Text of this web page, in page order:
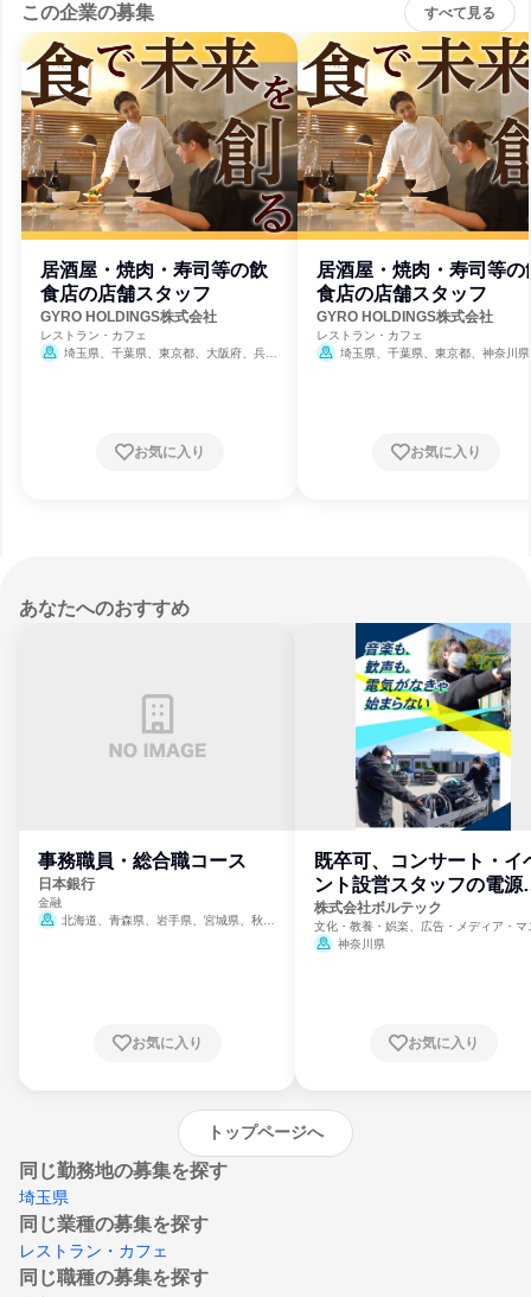
この企業の募集 すべて見る
居酒屋・焼肉・寿司等の飲
食店の店舗スタッフ
GYRO HOLDINGS株式会社
レストラン・カフェ
埼玉県、千葉県、東京都、大阪府、兵庫
お気に入り
居酒屋・焼肉・寿司等の
食店の店舗スタッフ
GYRO HOLDINGS株式会社
レストラン・カフェ
埼玉県、千葉県、東京都、神奈川
お気に入り
あなたへのおすすめ
事務職員・総合職コース
日本銀行
金融
北海道、青森県、岩手県、宮城県、秋田
崎県、熊本県、大分県、宮崎県、鹿児島県、
お気に入り
既卒可、コンサート・イ
ント設営スタッフの電源
門
株式会社ボルテック
文化・教養・娯楽、広告・メディア・マ
ミ、電力・ガス・水道・エネルギー
神奈川県
お気に入り
トップページへ
同じ勤務地の募集を探す
埼玉県
同じ業種の募集を探す
レストラン・カフェ
同じ職種の募集を探す